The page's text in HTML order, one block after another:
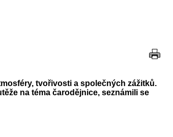
tvořivosti a společných zážitků.
na téma čarodějnice, seznámili se